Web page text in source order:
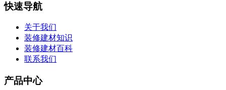
快速导航
关于我们
装修建材知识
装修建材百科
联系我们
产品中心